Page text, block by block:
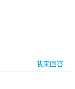
我来回答